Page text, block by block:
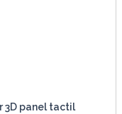
3D panel tactil